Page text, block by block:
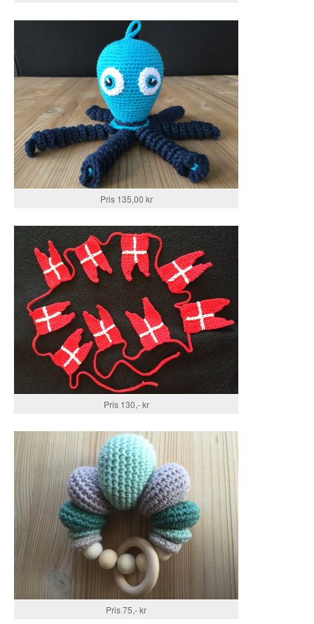
Pris 135,00 kr
Pris 130,- kr
Pris 75,- kr